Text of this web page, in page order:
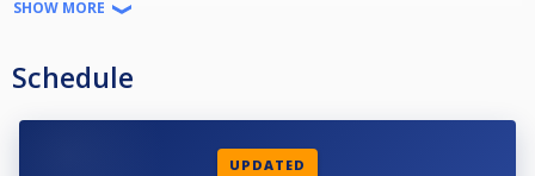
komen.
SHOW MORE
Schedule
UPDATED